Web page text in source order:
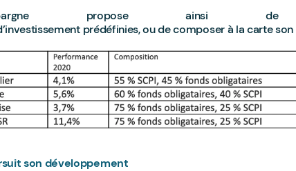
propose ainsi de
prédéfinies, ou de composer à la carte
son développement